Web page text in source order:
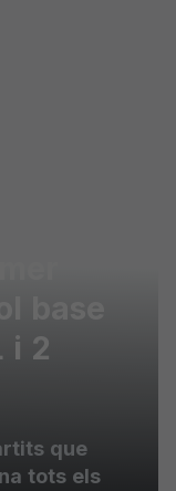
i 2
que
tots els